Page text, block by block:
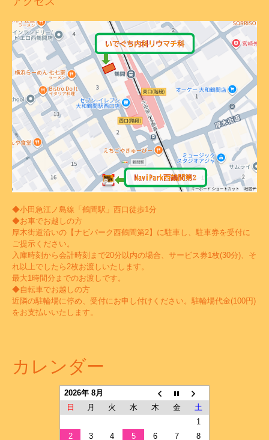
◆小田急江ノ島線「鶴間駅」西口徒歩1分
◆お車でお越しの方
厚木街道沿いの【ナビパーク西鶴間第2】に駐車し、駐車券を受付に
ご提示ください。
入庫時刻から会計時刻まで20分以内の場合、サービス券1枚(30分)、そ
れ以上でしたら2枚お渡しいたします。
最大1時間分までのお渡しです。
◆自転車でお越しの方
近隣の駐輪場に停め、受付にお申し付けください。駐輪場代金(100円)
をお支払いいたします。
カレンダー
2026年 8月
日
月 火 水 木 金
土
1
2
3 4 5 6 7 8